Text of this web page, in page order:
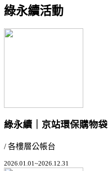
綠永續活動
綠永續｜京站環保購物袋
/ 各樓層公帳台
2026.01.01~2026.12.31